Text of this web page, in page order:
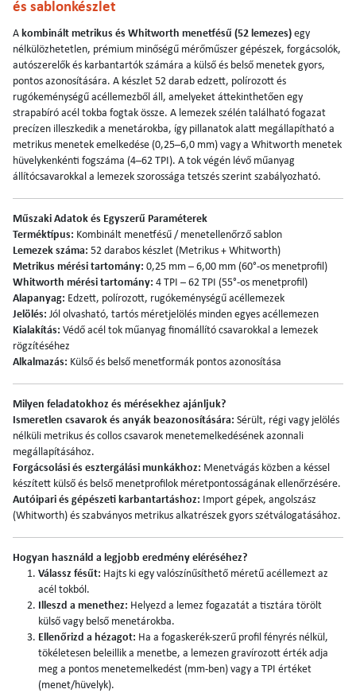
és sablonkészlet
A kombinált metrikus és Whitworth menetfésű (52 lemezes) egy
nélkülözhetetlen, prémium minőségű mérőműszer gépészek, forgácsolók,
autószerelők és karbantartók számára a külső és belső menetek gyors,
pontos azonosítására. A készlet 52 darab edzett, polírozott és
rugókeménységű acéllemezből áll, amelyeket áttekinthetően egy
strapabíró acél tokba fogtak össze. A lemezek szélén található fogazat
precízen illeszkedik a menetárokba, így pillanatok alatt megállapítható a
metrikus menetek emelkedése (0,25–6,0 mm) vagy a Whitworth menetek
hüvelykenkénti fogszáma (4–62 TPI). A tok végén lévő műanyag
állítócsavarokkal a lemezek szorossága tetszés szerint szabályozható.
Műszaki Adatok és Egyszerű Paraméterek
Terméktípus: Kombinált menetfésű / menetellenőrző sablon
Lemezek száma: 52 darabos készlet (Metrikus + Whitworth)
Metrikus mérési tartomány: 0,25 mm – 6,00 mm (60°-os menetprofil)
Whitworth mérési tartomány: 4 TPI – 62 TPI (55°-os menetprofil)
Alapanyag: Edzett, polírozott, rugókeménységű acéllemezek
Jelölés: Jól olvasható, tartós méretjelölés minden egyes acéllemezen
Kialakítás: Védő acél tok műanyag finomállító csavarokkal a lemezek
rögzítéséhez
Alkalmazás: Külső és belső menetformák pontos azonosítása
Milyen feladatokhoz és mérésekhez ajánljuk?
Ismeretlen csavarok és anyák beazonosítására: Sérült, régi vagy jelölés
nélküli metrikus és collos csavarok menetemelkedésének azonnali
megállapításához.
Forgácsolási és esztergálási munkákhoz: Menetvágás közben a késsel
készített külső és belső menetprofilok méretpontosságának ellenőrzésére.
Autóipari és gépészeti karbantartáshoz: Import gépek, angolszász
(Whitworth) és szabványos metrikus alkatrészek gyors szétválogatásához.
Hogyan használd a legjobb eredmény eléréséhez?
Válassz fésűt: Hajts ki egy valószínűsíthető méretű acéllemezt az
acél tokból.
Illeszd a menethez: Helyezd a lemez fogazatát a tisztára törölt
külső vagy belső menetárokba.
Ellenőrizd a hézagot: Ha a fogaskerék-szerű profil fényrés nélkül,
tökéletesen beleillik a menetbe, a lemezen gravírozott érték adja
meg a pontos menetemelkedést (mm-ben) vagy a TPI értéket
(menet/hüvelyk).